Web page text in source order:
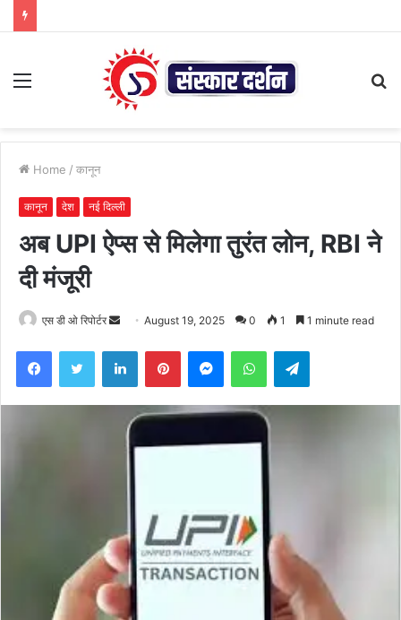
Menu
Home / कानून
कानून देश नई दिल्ली
अब UPI ऐप्स से मिलेगा तुरंत लोन, RBI ने
दी मंजूरी
एस डी ओ रिपोर्टर
Send August 19, 2025 0 1 1 minute read
FacebookTwitter LinkedInPinterestMessengerWhatsAppTelegram